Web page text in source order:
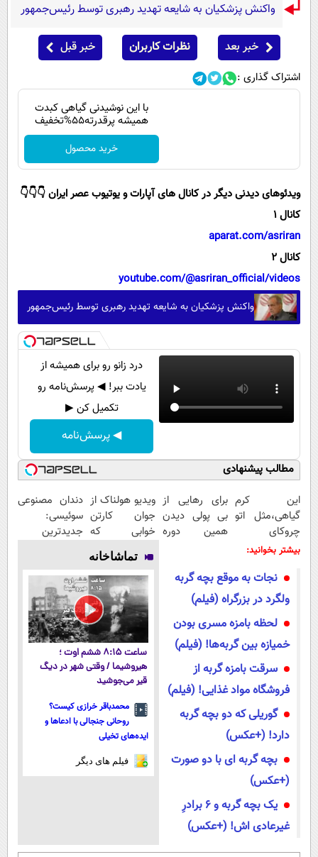
واکنش پزشکیان به شایعه تهدید رهبری توسط رئیس‌جمهور
خبر بعد نظرات کاربران خبر قبل
اشتراک گذاری :
با این نوشیدنی گیاهی کبدت
همیشه پرقدرته55%تخفیف
خرید محصول
ویدئوهای دیدنی دیگر در کانال های آپارات و یوتیوب عصر ایران 👇👇👇
کانال 1
aparat.com/asriran
کانال 2
youtube.com/@asriran_official/videos
واکنش پزشکیان به شایعه تهدید رهبری توسط رئیس‌جمهور
درد زانو رو برای همیشه از
یادت ببر! ◀ پرسش‌نامه رو
تکمیل کن ▶
◀ پرسش‌نامه
مطالب پیشنهادی
این کرم
گیاهی،مثل اتو
چروکای
پوستتوصاف
برای رهایی از
بی پولی دیدن
همین دوره
کن)
ویدیو هولناک از
جوان کارتن
خوابی که
میلیاردر شد.
آموزش رایگان
دندان مصنوعی
سوئیسی:
جدیدترین
پرداخت قسطی
بیشتر بخوانید:
نجات به موقع بچه گربه
ولگرد در بزرگراه (فیلم)
لحظه بامزه مسری بودن
خمیازه بین گربه‌ها! (فیلم)
سرقت بامزه گربه از
فروشگاه مواد غذایی! (فیلم)
گوریلی که دو بچه گربه
دارد! (+عکس)
بچه گربه ای با دو صورت
(+عکس)
یک بچه گربه و 6 برادرِ
غیرعادی اش! (+عکس)
تماشاخانه
ساعت ۸:۱۵ ششم اوت ؛
هیروشیما / وقتی شهر در دیگ
قیر می‌جوشید
محمدباقر خرازی کیست؟
روحانی جنجالی با ادعاها و
ایده‌های تخیلی
فیلم های دیگر